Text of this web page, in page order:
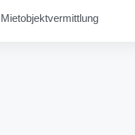
Mietobjektvermittlung